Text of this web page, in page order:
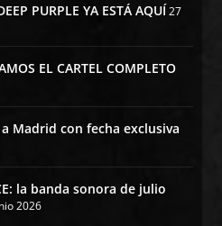
PURPLE YA ESTÁ AQUÍ27
EL CARTEL COMPLETO
a Madrid con fecha exclusiva
la banda sonora de julio
2026